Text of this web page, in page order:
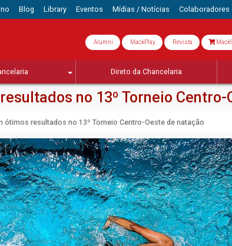
Blog Library Eventos Mídias / Notícias Colaboradores
Alumni MackPlay Revista
Direto da Chancelaria
no 13º Torneio Centro-
ótimos resultados no 13º Torneio Centro-Oeste de natação